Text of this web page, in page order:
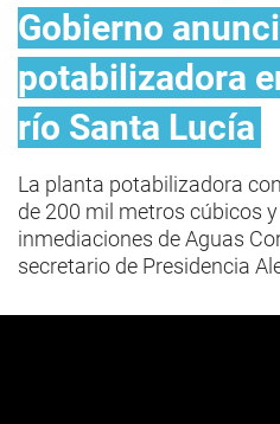
Gobierno
potabilizadora
río Santa Lucía
La planta potabilizadora
de 200 mil metros cúbicos
inmediaciones de Aguas
secretario de Presidencia